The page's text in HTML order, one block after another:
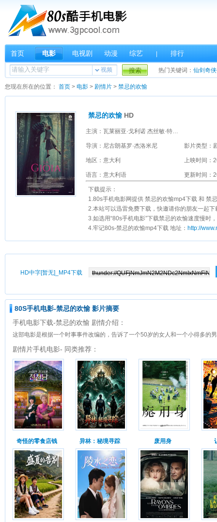
首页 电影 电视剧 动漫 综艺 排行
视频 搜索 热门关键词： 仙剑奇
您现在所在的位置： 首页 > 电影 > 剧情片 > 禁忌的欢愉
禁忌的欢愉 HD
主演：瓦莱丽亚·戈利诺 杰丝敏·特丽卡 萨尔·南尼 弗朗西斯科·科勒拉 贝蒂·佩德拉兹 Giovanni Bissaca Anita Fiorello 劳拉·玛兹 Gilda Postiglione Turco Andrea Vasone
导演：尼古朗基罗·杰洛米尼 影片类型：
地区：意大利 上映时间：
语言：意大利语 更新时间：
下载提示：
1.80s手机电影网提供 禁忌的欢愉mp4下载 和 禁
2.本站可以迅雷免费下载，快邀请你的朋友一起
3.如选用“80s手机电影”下载禁忌的欢愉速度慢时
4.牢记80s-禁忌的欢愉mp4下载 地址： http://
HD中字[暂无]_MP4下载
80S手机电影-禁忌的欢愉 影片摘要
手机电影下载-禁忌的欢愉 剧情介绍：
这部电影是根据一个时事事件改编的，告诉了一个50岁的女人和一个小得多的
剧情片手机电影- 同类推荐：
奇怪的零食店钱 异林：秘境寻踪 废用身